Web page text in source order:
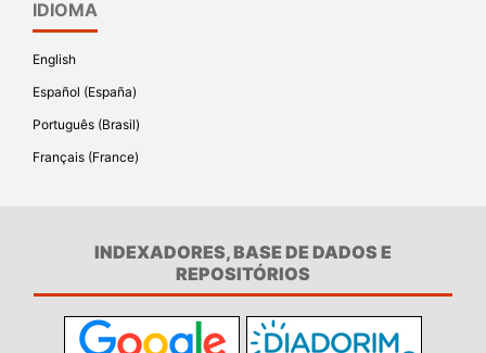
IDIOMA
English
Español (España)
Português (Brasil)
Français (France)
INDEXADORES, BASE DE DADOS E
REPOSITÓRIOS